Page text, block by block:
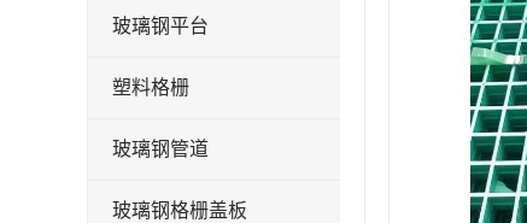
玻璃钢平台
塑料格栅
玻璃钢管道
玻璃钢格栅盖板